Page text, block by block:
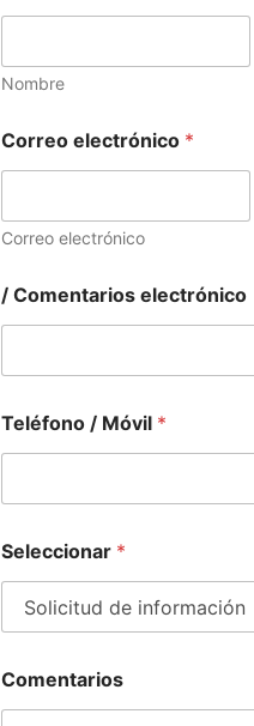
Nombre
Correo electrónico *
Correo electrónico
/ Comentarios electrónico
Teléfono / Móvil *
Seleccionar *
Comentarios